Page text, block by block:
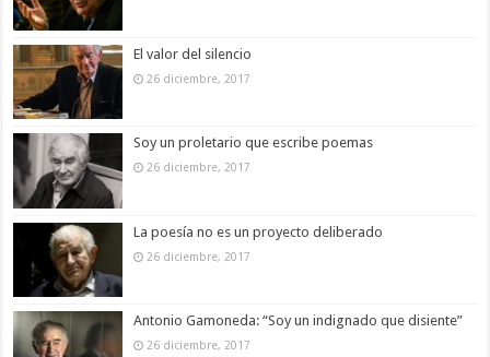
El valor del silencio
26 diciembre, 2017
Soy un proletario que escribe poemas
26 diciembre, 2017
La poesía no es un proyecto deliberado
26 diciembre, 2017
Antonio Gamoneda: “Soy un indignado que disiente”
26 diciembre, 2017